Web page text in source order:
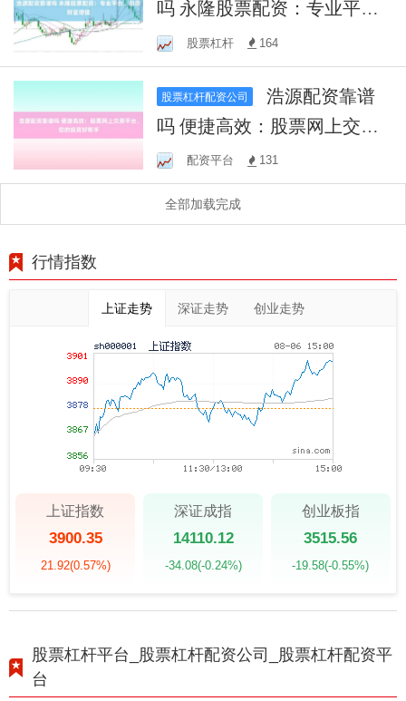
吗 永隆股票配资：专业平
台，助您财富增值
股票杠杆 164
股票杠杆配资公司
浩源配资靠谱
吗 便捷高效：股票网上交易
平台，您的投资好帮手
配资平台 131
全部加载完成
行情指数
上证走势 深证走势 创业走势
上证指数
3900.35
21.92(0.57%)
深证成指
14110.12
-34.08(-0.24%)
创业板指
3515.56
-19.58(-0.55%)
股票杠杆平台_股票杠杆配资公司_股票杠杆配资平
台